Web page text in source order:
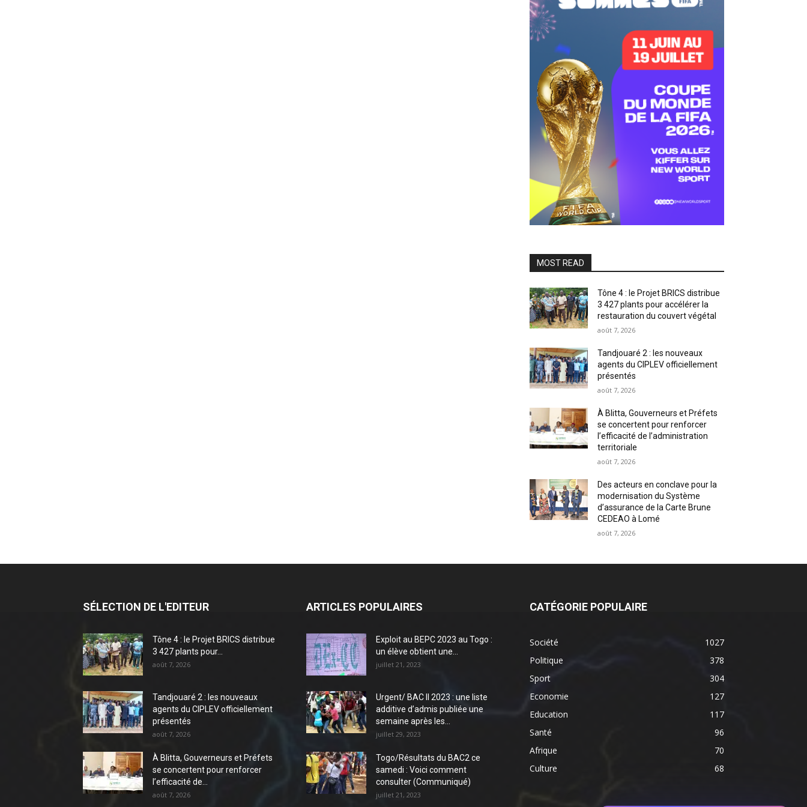
MOST READ
Tône 4 : le Projet BRICS distribue
3 427 plants pour accélérer la
restauration du couvert végétal
août 7, 2026
Tandjouaré 2 : les nouveaux
agents du CIPLEV officiellement
présentés
août 7, 2026
À Blitta, Gouverneurs et Préfets
se concertent pour renforcer
l’efficacité de l’administration
territoriale
août 7, 2026
Des acteurs en conclave pour la
modernisation du Système
d’assurance de la Carte Brune
CEDEAO à Lomé
août 7, 2026
SÉLECTION DE L'EDITEUR
Tône 4 : le Projet BRICS distribue
3 427 plants pour...
août 7, 2026
Tandjouaré 2 : les nouveaux
agents du CIPLEV officiellement
présentés
août 7, 2026
À Blitta, Gouverneurs et Préfets
se concertent pour renforcer
l’efficacité de...
août 7, 2026
ARTICLES POPULAIRES
Exploit au BEPC 2023 au Togo :
un élève obtient une...
juillet 21, 2023
Urgent/ BAC II 2023 : une liste
additive d’admis publiée une
semaine après les...
juillet 29, 2023
Togo/Résultats du BAC2 ce
samedi : Voici comment
consulter (Communiqué)
juillet 21, 2023
CATÉGORIE POPULAIRE
Société
1027
Politique
378
Sport
304
Economie
127
Education
117
Santé
96
Afrique
70
Culture
68